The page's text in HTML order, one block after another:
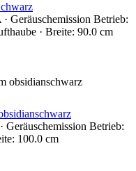
Geräuschemission Betrieb:
· Breite: 90.0 cm
Geräuschemission Betrieb:
100.0 cm